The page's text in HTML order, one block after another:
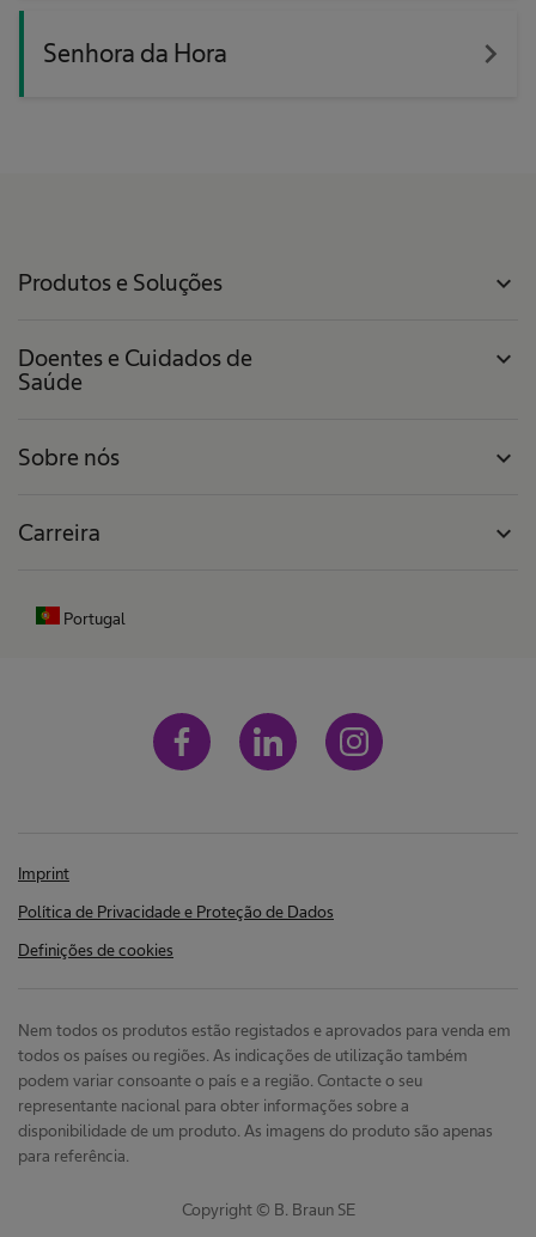
Senhora da Hora navigate_next
Produtos e Soluções expand_more
Doentes e Cuidados de
Saúde
expand_more
Sobre nós expand_more
Carreira expand_more
Portugal
Imprint
Política de Privacidade e Proteção de Dados
Definições de cookies
Nem todos os produtos estão registados e aprovados para venda em
todos os países ou regiões. As indicações de utilização também
podem variar consoante o país e a região. Contacte o seu
representante nacional para obter informações sobre a
disponibilidade de um produto. As imagens do produto são apenas
para referência.
Copyright © B. Braun SE